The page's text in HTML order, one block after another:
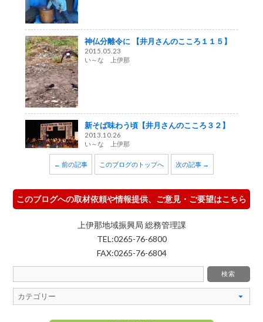
神仏分離令に 【井月さんのこころ１１５】
2015.05.23
い～な 上伊那
新そば味わう頃【井月さんのこころ３２】
2013.10.26
い～な 上伊那
← 前の記事 このブログのトップへ 次の記事 →
このブログへの取材依頼や情報提供、ご意見・ご要望はこちら
上伊那地域振興局 総務管理課
TEL:0265-76-6800
FAX:0265-76-6804